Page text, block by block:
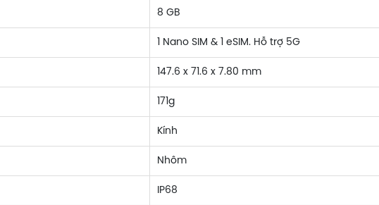
8 GB
1 Nano SIM & 1 eSIM. Hỗ trợ 5G
147.6 x 71.6 x 7.80 mm
171g
Kính
Nhôm
IP68